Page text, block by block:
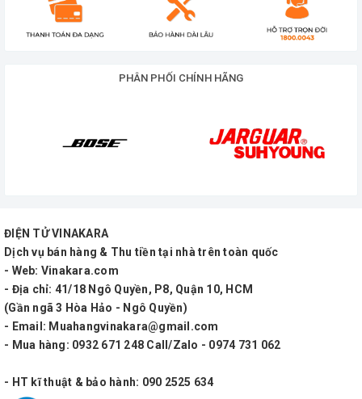
Bắt tiếng tốt, hát nhẹ, tiện sử dụng cho gia đình
Hỗ trợ Bluetooth 5.0, AUX, USB, thẻ nhớ, OTG,
Thời lượng pin tốt
Pin Lithium-ion cho thời gian sử dụng từ 5 đến 8
Điều khiển tiện lợi
Có remote điều khiển từ xa, nút bấm cơ dễ sử dụng
PHÂN PHỐI CHÍNH HÃNG
ĐIỆN TỬ VINAKARA
Dịch vụ bán hàng & Thu tiền tại nhà trên toàn quốc
- Web: Vinakara.com
- Địa chỉ: 41/18 Ngô Quyền, P8, Quận 10, HCM
(Gần ngã 3 Hòa Hảo - Ngô Quyền)
- Email: Muahangvinakara@gmail.com
- Mua hàng: 0932 671 248 Call/Zalo - 0974 731 062
- HT kĩ thuật & bảo hành: 090 2525 634